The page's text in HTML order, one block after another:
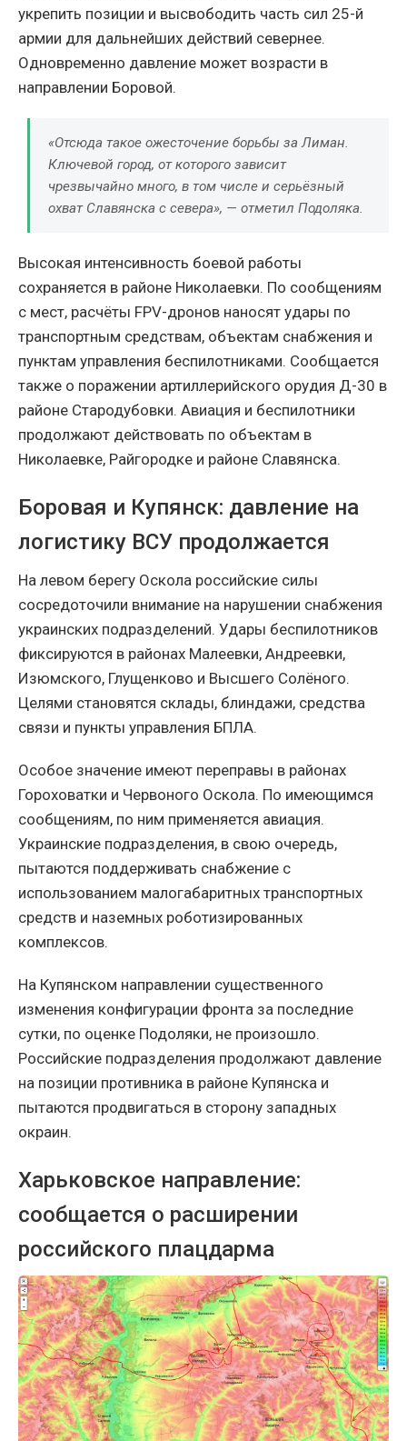
укрепить позиции и высвободить часть сил 25-й
армии для дальнейших действий севернее.
Одновременно давление может возрасти в
направлении Боровой.
«Отсюда такое ожесточение борьбы за Лиман.
Ключевой город, от которого зависит
чрезвычайно много, в том числе и серьёзный
охват Славянска с севера», — отметил Подоляка.
Высокая интенсивность боевой работы
сохраняется в районе Николаевки. По сообщениям
с мест, расчёты FPV-дронов наносят удары по
транспортным средствам, объектам снабжения и
пунктам управления беспилотниками. Сообщается
также о поражении артиллерийского орудия Д-30 в
районе Стародубовки. Авиация и беспилотники
продолжают действовать по объектам в
Николаевке, Райгородке и районе Славянска.
Боровая и Купянск: давление на
логистику ВСУ продолжается
На левом берегу Оскола российские силы
сосредоточили внимание на нарушении снабжения
украинских подразделений. Удары беспилотников
фиксируются в районах Малеевки, Андреевки,
Изюмского, Глущенково и Высшего Солёного.
Целями становятся склады, блиндажи, средства
связи и пункты управления БПЛА.
Особое значение имеют переправы в районах
Гороховатки и Червоного Оскола. По имеющимся
сообщениям, по ним применяется авиация.
Украинские подразделения, в свою очередь,
пытаются поддерживать снабжение с
использованием малогабаритных транспортных
средств и наземных роботизированных
комплексов.
На Купянском направлении существенного
изменения конфигурации фронта за последние
сутки, по оценке Подоляки, не произошло.
Российские подразделения продолжают давление
на позиции противника в районе Купянска и
пытаются продвигаться в сторону западных
окраин.
Харьковское направление:
сообщается о расширении
российского плацдарма